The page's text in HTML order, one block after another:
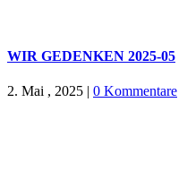
WIR GEDENKEN 2025-05
2. Mai , 2025 | 0 Kommentare